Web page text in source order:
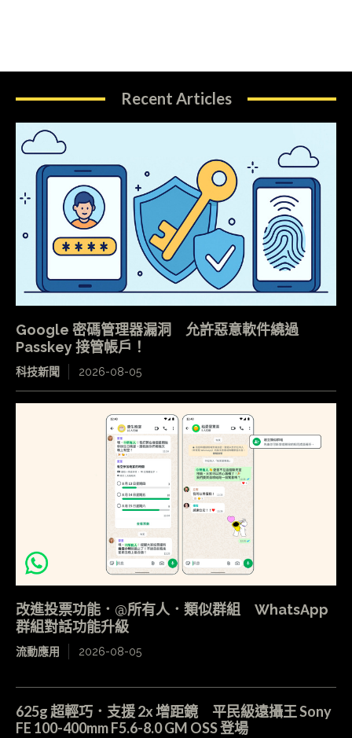
Recent Articles
Google 密碼管理器漏洞 允許惡意軟件繞過
Passkey 接管帳戶！
科技新聞 2026-08-05
改進投票功能．@所有人．類似群組 WhatsApp
群組對話功能升級
流動應用 2026-08-05
625g 超輕巧．支援 2x 增距鏡 平民級遠攝王 Sony
FE 100-400mm F5.6-8.0 GM OSS 登場